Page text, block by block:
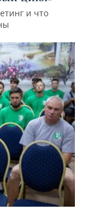
и что